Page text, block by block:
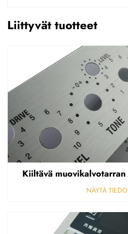
Liittyvät tuotteet
NÄYTÄ